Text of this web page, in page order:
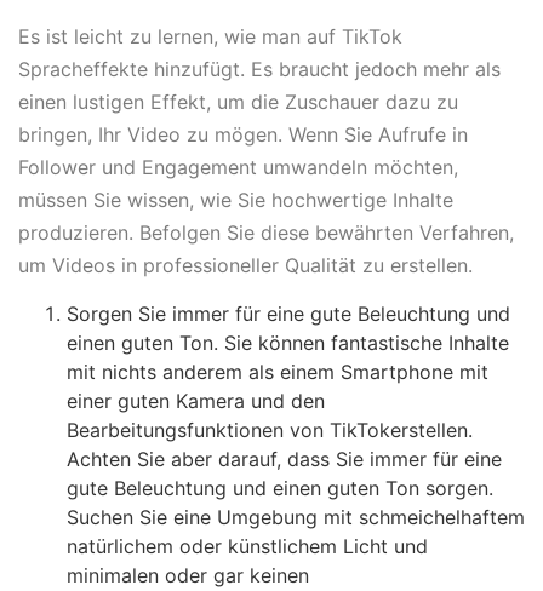
Es ist leicht zu lernen, wie man auf TikTok
Spracheffekte hinzufügt. Es braucht jedoch mehr als
einen lustigen Effekt, um die Zuschauer dazu zu
bringen, Ihr Video zu mögen. Wenn Sie Aufrufe in
Follower und Engagement umwandeln möchten,
müssen Sie wissen, wie Sie hochwertige Inhalte
produzieren. Befolgen Sie diese bewährten Verfahren,
um Videos in professioneller Qualität zu erstellen.
Sorgen Sie immer für eine gute Beleuchtung und
einen guten Ton. Sie können fantastische Inhalte
mit nichts anderem als einem Smartphone mit
einer guten Kamera und den
Bearbeitungsfunktionen von TikTokerstellen.
Achten Sie aber darauf, dass Sie immer für eine
gute Beleuchtung und einen guten Ton sorgen.
Suchen Sie eine Umgebung mit schmeichelhaftem
natürlichem oder künstlichem Licht und
minimalen oder gar keinen